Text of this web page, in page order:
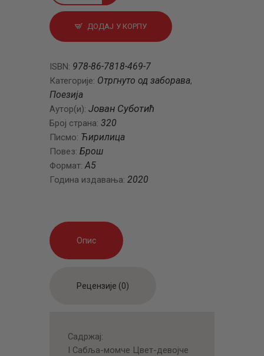
количина
ДОДАЈ У КОРПУ
ISBN: 978-86-7818-469-7
Категорије: Отргнуто од заборава,
Поезија
Аутор(и): Јован Суботић
Број страна: 320
Писмо: Ћирилица
Повез: Брош
Формат: A5
Година издавања: 2020
Опис
Рецензије (0)
Садржај:
I Сабља-момче Цвет-девојче